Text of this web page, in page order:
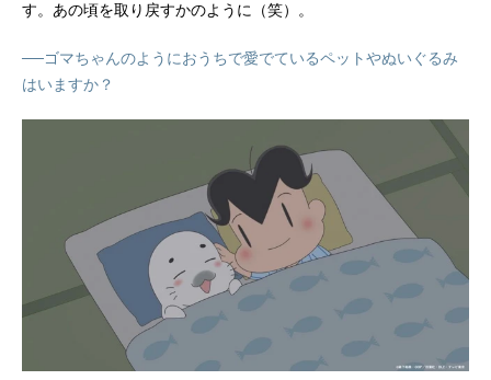
す。あの頃を取り戻すかのように（笑）。
──ゴマちゃんのようにおうちで愛でているペットやぬいぐるみ
はいますか？